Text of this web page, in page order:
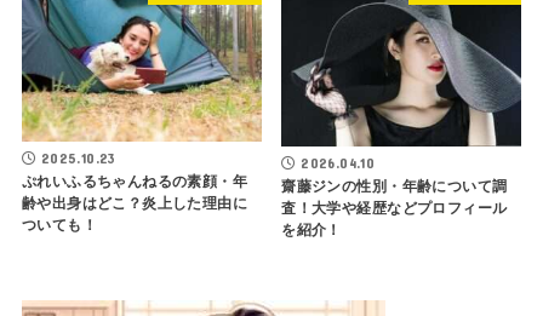
2025.10.23
ぷれいふるちゃんねるの素顔・年
齢や出身はどこ？炎上した理由に
ついても！
2026.04.10
齋藤ジンの性別・年齢について調
査！大学や経歴などプロフィール
を紹介！